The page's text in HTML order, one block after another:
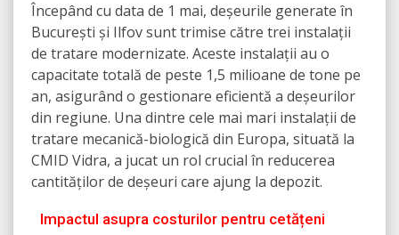
Începând cu data de 1 mai, deșeurile generate în
București și Ilfov sunt trimise către trei instalații
de tratare modernizate. Aceste instalații au o
capacitate totală de peste 1,5 milioane de tone pe
an, asigurând o gestionare eficientă a deșeurilor
din regiune. Una dintre cele mai mari instalații de
tratare mecanică-biologică din Europa, situată la
CMID Vidra, a jucat un rol crucial în reducerea
cantităților de deșeuri care ajung la depozit.
Impactul asupra costurilor pentru cetățeni